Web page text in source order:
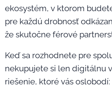
ekosystém, v ktorom
pre každú drobnosť
že skutočne férové
Keď sa rozhodnete pre
nekupujete si len digitálnu
riešenie, ktoré vás oslobodí: